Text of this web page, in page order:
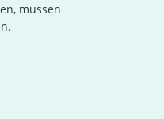
müssen